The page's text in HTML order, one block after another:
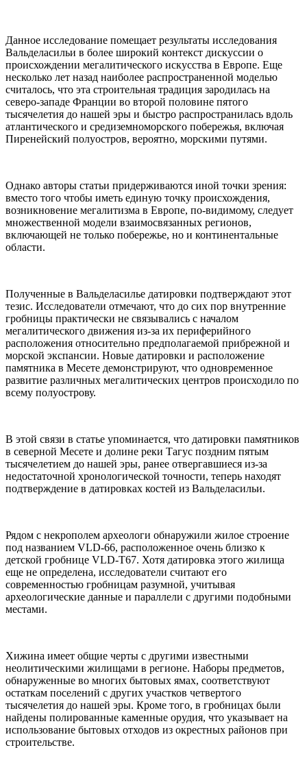
Данное исследование помещает результаты исследования
Вальделасильи в более широкий контекст дискуссии о
происхождении мегалитического искусства в Европе. Еще
несколько лет назад наиболее распространенной моделью
считалось, что эта строительная традиция зародилась на
северо-западе Франции во второй половине пятого
тысячелетия до нашей эры и быстро распространилась вдоль
атлантического и средиземноморского побережья, включая
Пиренейский полуостров, вероятно, морскими путями.
Однако авторы статьи придерживаются иной точки зрения:
вместо того чтобы иметь единую точку происхождения,
возникновение мегалитизма в Европе, по-видимому, следует
множественной модели взаимосвязанных регионов,
включающей не только побережье, но и континентальные
области.
Полученные в Вальделасилье датировки подтверждают этот
тезис. Исследователи отмечают, что до сих пор внутренние
гробницы практически не связывались с началом
мегалитического движения из-за их периферийного
расположения относительно предполагаемой прибрежной и
морской экспансии. Новые датировки и расположение
памятника в Месете демонстрируют, что одновременное
развитие различных мегалитических центров происходило по
всему полуострову.
В этой связи в статье упоминается, что датировки памятников
в северной Месете и долине реки Тагус поздним пятым
тысячелетием до нашей эры, ранее отвергавшиеся из-за
недостаточной хронологической точности, теперь находят
подтверждение в датировках костей из Вальделасильи.
Рядом с некрополем археологи обнаружили жилое строение
под названием VLD-66, расположенное очень близко к
детской гробнице VLD-T67. Хотя датировка этого жилища
еще не определена, исследователи считают его
современностью гробницам разумной, учитывая
археологические данные и параллели с другими подобными
местами.
Хижина имеет общие черты с другими известными
неолитическими жилищами в регионе. Наборы предметов,
обнаруженные во многих бытовых ямах, соответствуют
остаткам поселений с других участков четвертого
тысячелетия до нашей эры. Кроме того, в гробницах были
найдены полированные каменные орудия, что указывает на
использование бытовых отходов из окрестных районов при
строительстве.